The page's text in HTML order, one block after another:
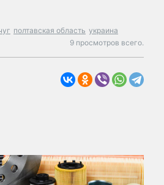
полтавская область украина
9 просмотров всего.